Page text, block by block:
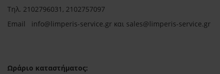
Τηλ. 2102796031, 2102757097
Email info@limperis-service.gr και sales@limperis-service.gr
Ωράριο καταστήματος: